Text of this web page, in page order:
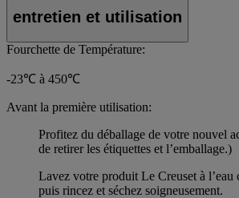
entretien et utilisation
Fourchette de Température:
-23℃ à 450℃
Avant la première utilisation:
Profitez du déballage de votre nouvel
de retirer les étiquettes et l’emballage.)
Lavez votre produit Le Creuset à l’eau
puis rincez et séchez soigneusement.